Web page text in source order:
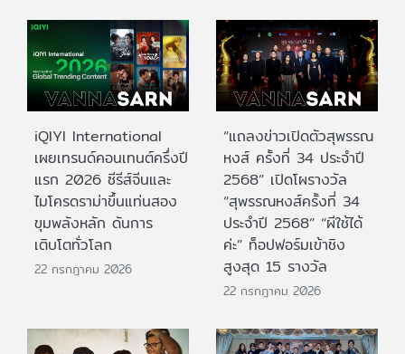
iQIYI International
เผยเทรนด์คอนเทนต์ครึ่งปี
แรก 2026 ซีรีส์จีนและ
ไมโครดราม่าขึ้นแท่นสอง
ขุมพลังหลัก ดันการ
เติบโตทั่วโลก
22 กรกฎาคม 2026
“แถลงข่าวเปิดตัวสุพรรณ
หงส์ ครั้งที่ 34 ประจำปี
2568” เปิดโผรางวัล
“สุพรรณหงส์ครั้งที่ 34
ประจำปี 2568” “ผีใช้ได้
ค่ะ” ท็อปฟอร์มเข้าชิง
สูงสุด 15 รางวัล
22 กรกฎาคม 2026